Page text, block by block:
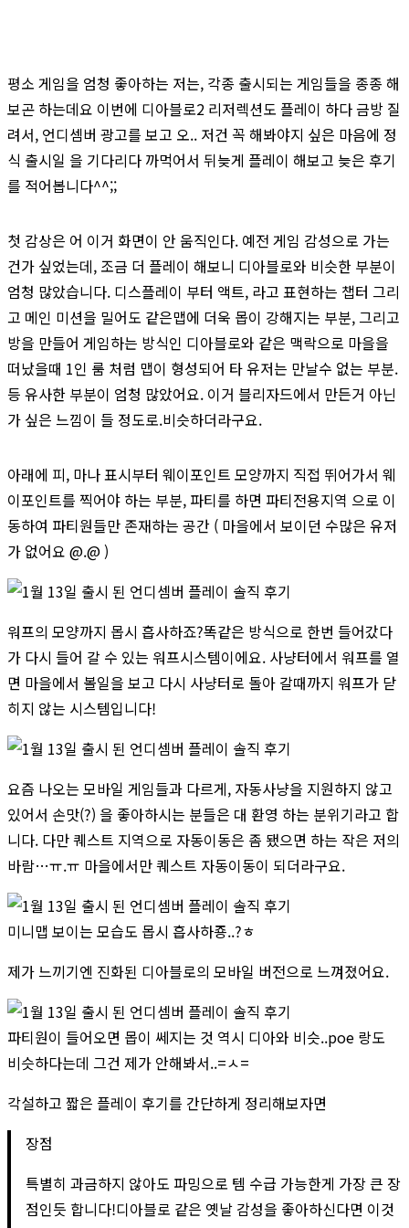
평소 게임을 엄청 좋아하는 저는, 각종 출시되는 게임들을 종종 해
보곤 하는데요 이번에 디아블로2 리저렉션도 플레이 하다 금방 질
려서, 언디셈버 광고를 보고 오.. 저건 꼭 해봐야지 싶은 마음에 정
식 출시일 을 기다리다 까먹어서 뒤늦게 플레이 해보고 늦은 후기
를 적어봅니다^^;;
첫 감상은 어 이거 화면이 안 움직인다. 예전 게임 감성으로 가는
건가 싶었는데, 조금 더 플레이 해보니 디아블로와 비슷한 부분이
엄청 많았습니다. 디스플레이 부터 액트, 라고 표현하는 챕터 그리
고 메인 미션을 밀어도 같은맵에 더욱 몹이 강해지는 부분, 그리고
방을 만들어 게임하는 방식인 디아블로와 같은 맥락으로 마을을
떠났을때 1인 룸 처럼 맵이 형성되어 타 유저는 만날수 없는 부분.
등 유사한 부분이 엄청 많았어요. 이거 블리자드에서 만든거 아닌
가 싶은 느낌이 들 정도로.비슷하더라구요.
아래에 피, 마나 표시부터 웨이포인트 모양까지 직접 뛰어가서 웨
이포인트를 찍어야 하는 부분, 파티를 하면 파티전용지역 으로 이
동하여 파티원들만 존재하는 공간 ( 마을에서 보이던 수많은 유저
가 없어요 @.@ )
워프의 모양까지 몹시 흡사하죠?똑같은 방식으로 한번 들어갔다
가 다시 들어 갈 수 있는 워프시스템이에요. 사냥터에서 워프를 열
면 마을에서 볼일을 보고 다시 사냥터로 돌아 갈때까지 워프가 닫
히지 않는 시스템입니다!
요즘 나오는 모바일 게임들과 다르게, 자동사냥을 지원하지 않고
있어서 손맛(?) 을 좋아하시는 분들은 대 환영 하는 분위기라고 합
니다. 다만 퀘스트 지역으로 자동이동은 좀 됐으면 하는 작은 저의
바람…ㅠ.ㅠ 마을에서만 퀘스트 자동이동이 되더라구요.
미니맵 보이는 모습도 몹시 흡사하죵..?ㅎ
제가 느끼기엔 진화된 디아블로의 모바일 버전으로 느껴졌어요.
파티원이 들어오면 몹이 쎄지는 것 역시 디아와 비슷..poe 랑도
비슷하다는데 그건 제가 안해봐서..=ㅅ=
각설하고 짧은 플레이 후기를 간단하게 정리해보자면
장점
특별히 과금하지 않아도 파밍으로 템 수급 가능한게 가장 큰 장
점인듯 합니다!디아블로 같은 옛날 감성을 좋아하신다면 이것